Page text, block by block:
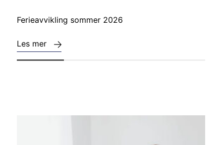
Ferieavvikling sommer 2026
Les mer